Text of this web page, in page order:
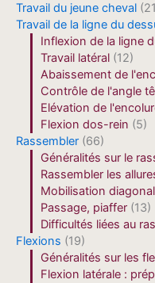
Travail du jeune cheval
Travail de la ligne du
Inflexion de la ligne
Travail latéral (12)
Abaissement de
Contrôle de l'angle
Elévation de
Flexion dos-rein (5)
Rassembler (66)
Généralités sur le
Rassembler les
Mobilisation
Passage, piaffer (13)
Difficultés liées au
Flexions (19)
Généralités sur les
Flexion latérale :